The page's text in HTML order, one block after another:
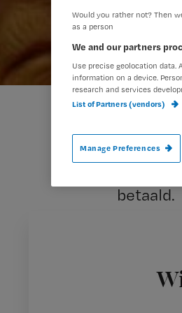
kosten
betaald.
Dit blijkt uit
Would you rather not? Then
as a person
We and our partners
Use precise geolocation
information on a device.
research and services
List of Partners (vendors)
Manage Preferences